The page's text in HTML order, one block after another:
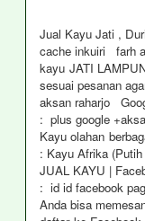
Jual Kayu Jati ,
cache inkuiri farh
kayu JATI
sesuai pesanan
aksan raharjo
: plus google
Kayu olahan
: Kayu Afrika
JUAL KAYU |
: id id facebook
Anda bisa